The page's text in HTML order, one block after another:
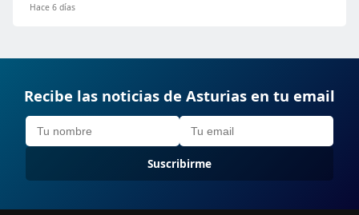
Hace 6 días
Recibe las noticias de Asturias en tu email
Suscribirme